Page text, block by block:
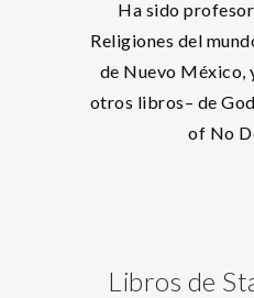
Ha sido
Religiones del
de Nuevo México,
otros libros– de
of No
Libros de